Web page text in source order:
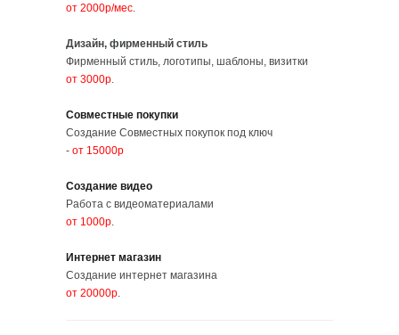
от 2000р/мес.
Дизайн, фирменный стиль
Фирменный стиль, логотипы, шаблоны, визитки
от 3000р.
Совместные покупки
Создание Совместных покупок под ключ
- от 15000р
Создание видео
Работа с видеоматериалами
от 1000р.
Интернет магазин
Создание интернет магазина
от 20000р.